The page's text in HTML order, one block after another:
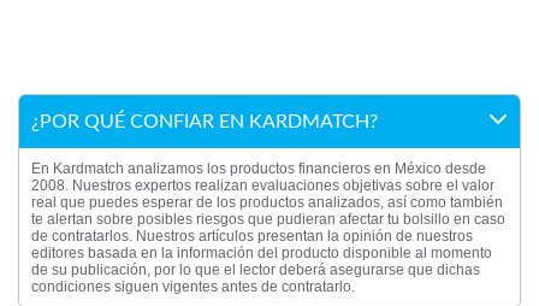
¿POR QUÉ CONFIAR EN KARDMATCH?
En Kardmatch analizamos los productos financieros en México desde
2008. Nuestros expertos realizan evaluaciones objetivas sobre el valor
real que puedes esperar de los productos analizados, así como también
te alertan sobre posibles riesgos que pudieran afectar tu bolsillo en caso
de contratarlos. Nuestros artículos presentan la opinión de nuestros
editores basada en la información del producto disponible al momento
de su publicación, por lo que el lector deberá asegurarse que dichas
condiciones siguen vigentes antes de contratarlo.